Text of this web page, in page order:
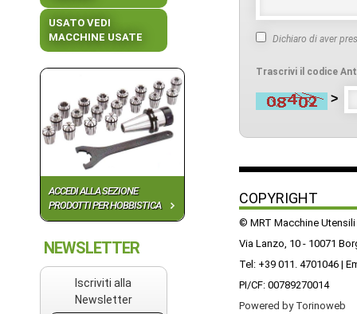
USATO VEDI
MACCHINE USATE
ACCEDI ALLA SEZIONE
PRODOTTI PER HOBBISTICA
NEWSLETTER
Iscriviti alla
Newsletter
Dichiaro di aver
Trascrivi il codice
>
COPYRIGHT
© MRT Macchine Utensili
Via Lanzo, 10 - 10071
Tel: +39 011. 4701046 |
PI/CF: 00789270014
Powered by Torinoweb